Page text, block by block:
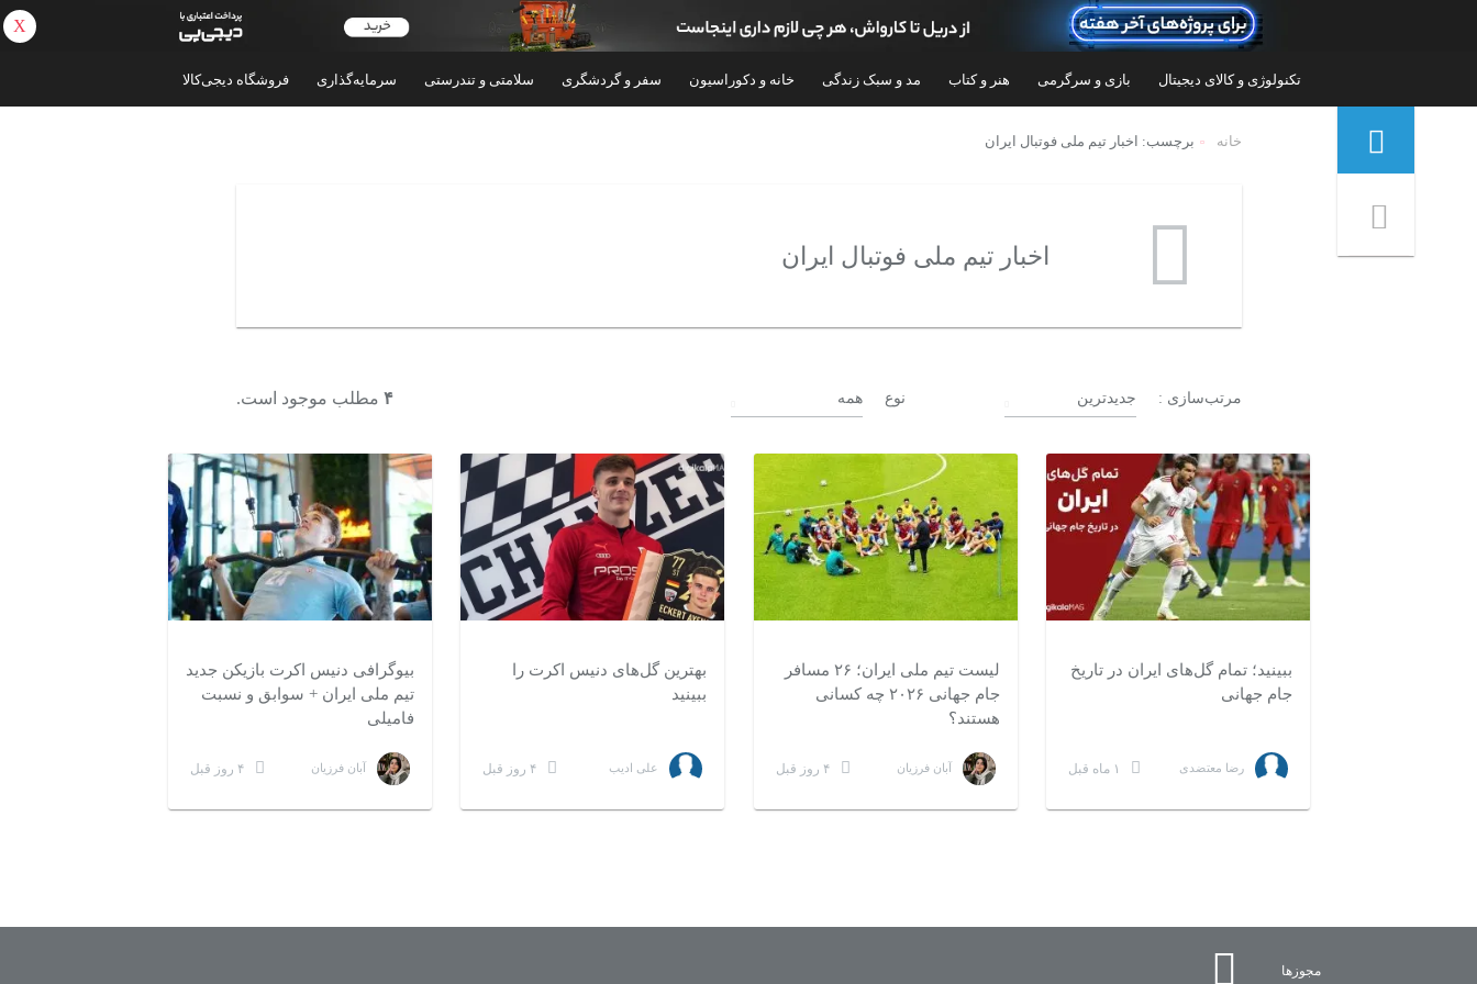
تکنولوژی و کالای دیجیتال بازی و سرگرمی هنر و کتاب مد و سبک زندگی خانه و دکوراسیون سفر و گردشگری سلامتی و تندرستی سرمایه‌گذاری فروشگاه دیجی‌کالا
منوی ناوبری خرده نان
خانه برچسب: اخبار تیم ملی فوتبال ایران
اخبار تیم ملی فوتبال ایران
مرتب‌سازی : جدیدترین نوع همه ۴ مطلب موجود است.
جدیدترین اخبار و مقاله‌ها
ببینید؛ تمام گل‌های ایران در تاریخ
جام جهانی
رضا معتضدی ۱ ماه قبل
۲ ۵ دقیقه مطالعه
لیست تیم ملی ایران؛ ۲۶ مسافر
جام جهانی ۲۰۲۶ چه کسانی
هستند؟
آبان فرزیان ۴ روز قبل
بهترین گل‌های دنیس اکرت را
ببینید
علی ادیب ۴ روز قبل
۵ دقیقه مطالعه
بیوگرافی دنیس اکرت بازیکن جدید
تیم ملی ایران + سوابق و نسبت
فامیلی
آبان فرزیان ۴ روز قبل
مجوزها
X